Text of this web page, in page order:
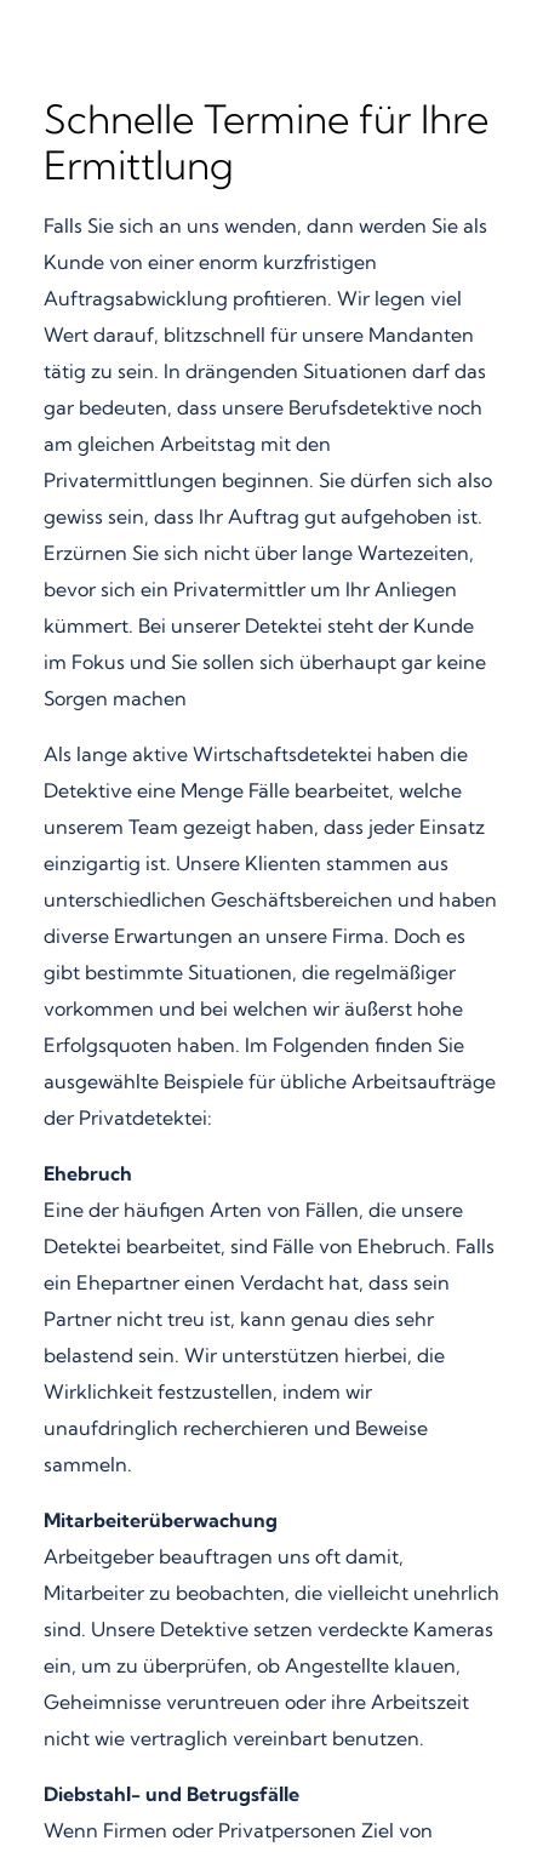
Schnelle Termine für Ihre
Ermittlung
Falls Sie sich an uns wenden, dann werden Sie als
Kunde von einer enorm kurzfristigen
Auftragsabwicklung profitieren. Wir legen viel
Wert darauf, blitzschnell für unsere Mandanten
tätig zu sein. In drängenden Situationen darf das
gar bedeuten, dass unsere Berufsdetektive noch
am gleichen Arbeitstag mit den
Privatermittlungen beginnen. Sie dürfen sich also
gewiss sein, dass Ihr Auftrag gut aufgehoben ist.
Erzürnen Sie sich nicht über lange Wartezeiten,
bevor sich ein Privatermittler um Ihr Anliegen
kümmert. Bei unserer Detektei steht der Kunde
im Fokus und Sie sollen sich überhaupt gar keine
Sorgen machen
Als lange aktive Wirtschaftsdetektei haben die
Detektive eine Menge Fälle bearbeitet, welche
unserem Team gezeigt haben, dass jeder Einsatz
einzigartig ist. Unsere Klienten stammen aus
unterschiedlichen Geschäftsbereichen und haben
diverse Erwartungen an unsere Firma. Doch es
gibt bestimmte Situationen, die regelmäßiger
vorkommen und bei welchen wir äußerst hohe
Erfolgsquoten haben. Im Folgenden finden Sie
ausgewählte Beispiele für übliche Arbeitsaufträge
der Privatdetektei:
Ehebruch
Eine der häufigen Arten von Fällen, die unsere
Detektei bearbeitet, sind Fälle von Ehebruch. Falls
ein Ehepartner einen Verdacht hat, dass sein
Partner nicht treu ist, kann genau dies sehr
belastend sein. Wir unterstützen hierbei, die
Wirklichkeit festzustellen, indem wir
unaufdringlich recherchieren und Beweise
sammeln.
Mitarbeiterüberwachung
Arbeitgeber beauftragen uns oft damit,
Mitarbeiter zu beobachten, die vielleicht unehrlich
sind. Unsere Detektive setzen verdeckte Kameras
ein, um zu überprüfen, ob Angestellte klauen,
Geheimnisse veruntreuen oder ihre Arbeitszeit
nicht wie vertraglich vereinbart benutzen.
Diebstahl- und Betrugsfälle
Wenn Firmen oder Privatpersonen Ziel von